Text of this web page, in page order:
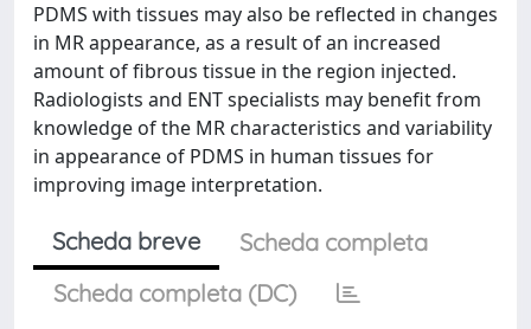
PDMS with tissues may also be reflected in changes
in MR appearance, as a result of an increased
amount of fibrous tissue in the region injected.
Radiologists and ENT specialists may benefit from
knowledge of the MR characteristics and variability
in appearance of PDMS in human tissues for
improving image interpretation.
Scheda breve
Scheda completa
Scheda completa (DC)